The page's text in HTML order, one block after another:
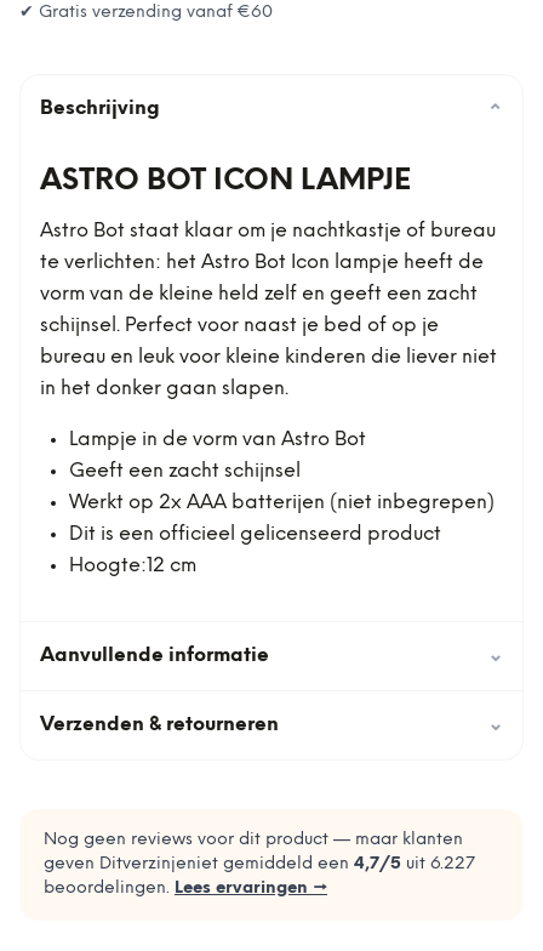
✔ Gratis verzending vanaf €60
Beschrijving ⌄
ASTRO BOT ICON LAMPJE
Astro Bot staat klaar om je nachtkastje of bureau
te verlichten: het Astro Bot Icon lampje heeft de
vorm van de kleine held zelf en geeft een zacht
schijnsel. Perfect voor naast je bed of op je
bureau en leuk voor kleine kinderen die liever niet
in het donker gaan slapen.
Lampje in de vorm van Astro Bot
Geeft een zacht schijnsel
Werkt op 2x AAA batterijen (niet inbegrepen)
Dit is een officieel gelicenseerd product
Hoogte:12 cm
Aanvullende informatie ⌄
Verzenden & retourneren ⌄
Nog geen reviews voor dit product — maar klanten
geven Ditverzinjeniet gemiddeld een 4,7/5 uit 6.227
beoordelingen. Lees ervaringen →